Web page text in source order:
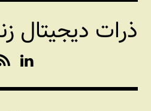
رفتن
محتواذرات دیجیتال
n
k